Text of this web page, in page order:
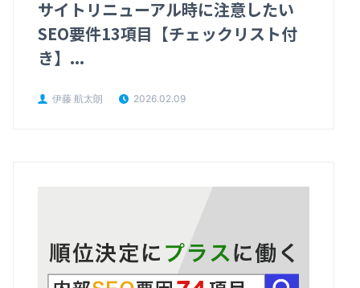
サイトリニューアル時に注意したい
SEO要件13項目【チェックリスト付
き】...
伊藤 航太朗 2026.02.09